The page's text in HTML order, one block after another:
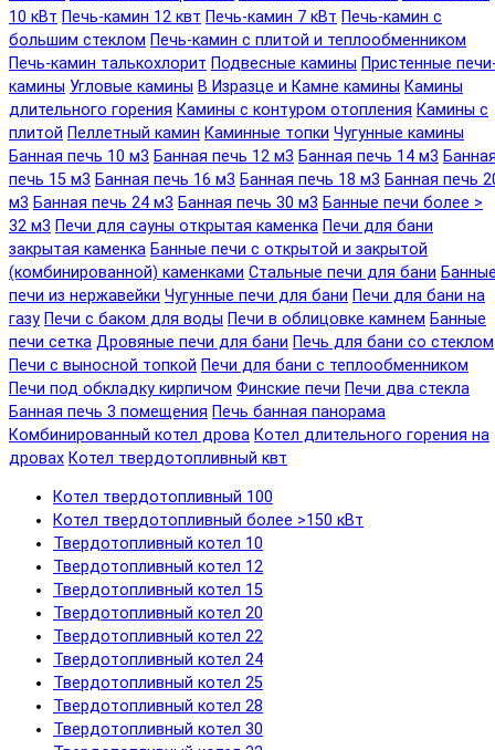
10 кВт Печь-камин 12 квт Печь-камин 7 кВт Печь-камин с
большим стеклом Печь-камин с плитой и теплообменником
Печь-камин талькохлорит Подвесные камины Пристенные
камины Угловые камины В Изразце и Камне камины Камины
длительного горения Камины с контуром отопления Камины с
плитой Пеллетный камин Каминные топки Чугунные камины
Банная печь 10 м3 Банная печь 12 м3 Банная печь 14 м3
печь 15 м3 Банная печь 16 м3 Банная печь 18 м3 Банная печь
м3 Банная печь 24 м3 Банная печь 30 м3 Банные печи более >
32 м3 Печи для сауны открытая каменка Печи для бани
закрытая каменка Банные печи с открытой и закрытой
(комбинированной) каменками Стальные печи для бани
печи из нержавейки Чугунные печи для бани Печи для бани на
газу Печи с баком для воды Печи в облицовке камнем Банные
печи сетка Дровяные печи для бани Печь для бани со стеклом
Печи с выносной топкой Печи для бани с теплообменником
Печи под обкладку кирпичом Финские печи Печи два стекла
Банная печь 3 помещения Печь банная панорама
Комбинированный котел дрова Котел длительного горения на
дровах Котел твердотопливный квт
Котел твердотопливный 100
Котел твердотопливный более >150 кВт
Твердотопливный котел 10
Твердотопливный котел 12
Твердотопливный котел 15
Твердотопливный котел 20
Твердотопливный котел 22
Твердотопливный котел 24
Твердотопливный котел 25
Твердотопливный котел 28
Твердотопливный котел 30